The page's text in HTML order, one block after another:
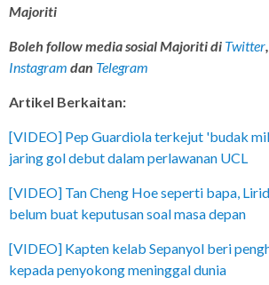
Majoriti
Boleh follow media sosial Majoriti di Twitter,
Instagram dan Telegram
Artikel Berkaitan:
[VIDEO] Pep Guardiola terkejut 'budak
jaring gol debut dalam perlawanan UCL
[VIDEO] Tan Cheng Hoe seperti bapa,
belum buat keputusan soal masa depan
[VIDEO] Kapten kelab Sepanyol beri
kepada penyokong meninggal dunia